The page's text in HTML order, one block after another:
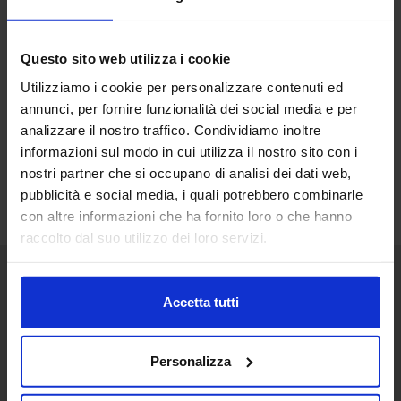
Questo sito web utilizza i cookie
Utilizziamo i cookie per personalizzare contenuti ed
annunci, per fornire funzionalità dei social media e per
analizzare il nostro traffico. Condividiamo inoltre
informazioni sul modo in cui utilizza il nostro sito con i
nostri partner che si occupano di analisi dei dati web,
pubblicità e social media, i quali potrebbero combinarle
con altre informazioni che ha fornito loro o che hanno
raccolto dal suo utilizzo dei loro servizi.
Accetta tutti
Personalizza
Senaf srl
+ 39 051.325511